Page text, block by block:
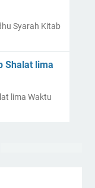
Syarah Kitab
Shalat lima
lima Waktu